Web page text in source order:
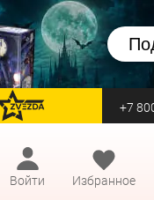
перейти на Zvezda +7
Войти
Избранное